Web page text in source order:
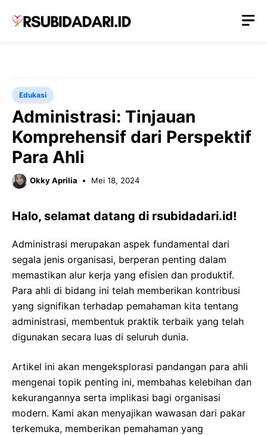
Edukasi
Administrasi: Tinjauan
Komprehensif dari Perspektif
Para Ahli
Okky Aprilia Mei 18, 2024
Halo, selamat datang di rsubidadari.id!
Administrasi merupakan aspek fundamental dari
segala jenis organisasi, berperan penting dalam
memastikan alur kerja yang efisien dan produktif.
Para ahli di bidang ini telah memberikan kontribusi
yang signifikan terhadap pemahaman kita tentang
administrasi, membentuk praktik terbaik yang telah
digunakan secara luas di seluruh dunia.
Artikel ini akan mengeksplorasi pandangan para ahli
mengenai topik penting ini, membahas kelebihan dan
kekurangannya serta implikasi bagi organisasi
modern. Kami akan menyajikan wawasan dari pakar
terkemuka, memberikan pemahaman yang